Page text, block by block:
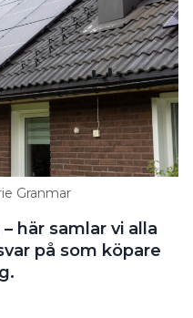
Granmar
här samlar vi alla
på som köpare